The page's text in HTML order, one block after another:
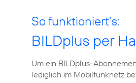
So funktioniert’s:
BILDplus per
Um ein BILDplus-
lediglich im Mobilfunknetz